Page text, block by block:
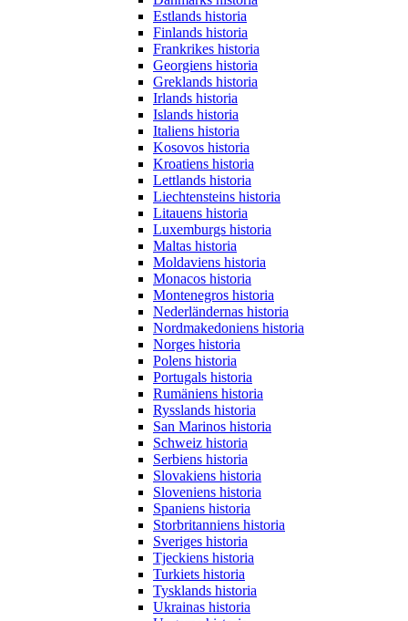
Estlands historia
Finlands historia
Frankrikes historia
Georgiens historia
Greklands historia
Irlands historia
Islands historia
Italiens historia
Kosovos historia
Kroatiens historia
Lettlands historia
Liechtensteins historia
Litauens historia
Luxemburgs historia
Maltas historia
Moldaviens historia
Monacos historia
Montenegros historia
Nederländernas historia
Nordmakedoniens historia
Norges historia
Polens historia
Portugals historia
Rumäniens historia
Rysslands historia
San Marinos historia
Schweiz historia
Serbiens historia
Slovakiens historia
Sloveniens historia
Spaniens historia
Storbritanniens historia
Sveriges historia
Tjeckiens historia
Turkiets historia
Tysklands historia
Ukrainas historia